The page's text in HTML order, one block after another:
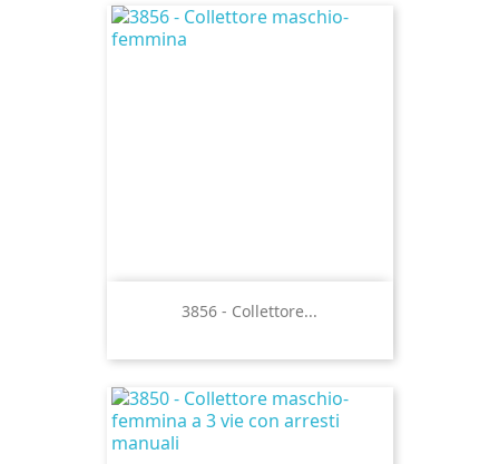
3856 - Collettore...